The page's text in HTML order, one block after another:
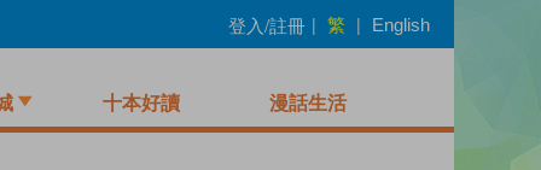
登入/註冊 | 繁 | English
十本好讀 漫話生活